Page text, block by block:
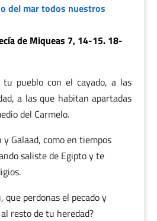
del mar todos nuestros
de Miqueas 7, 14-15. 18-
tu pueblo con el cayado, a las
a las que habitan apartadas
del Carmelo.
Galaad, como en tiempos
saliste de Egipto y te
que perdonas el pecado y
resto de tu heredad?